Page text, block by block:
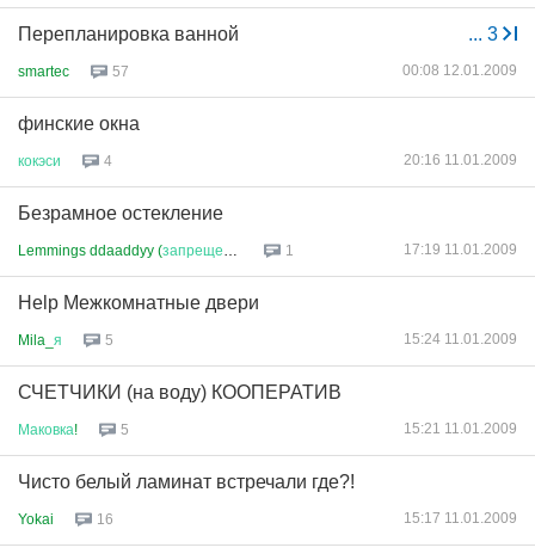
... 3
Перепланировка ванной
smartec 57 00:08 12.01.2009
финские окна
кокэси 4 20:16 11.01.2009
Безрамное остекление
Lemmings ddaaddyy (запрещено 1 17:19 11.01.2009
Help Межкомнатные двери
Mila_ я 5 15:24 11.01.2009
СЧЕТЧИКИ (на воду) КООПЕРАТИВ
Маковка! 5 15:21 11.01.2009
Чисто белый ламинат встречали где?!
Yokai 16 15:17 11.01.2009